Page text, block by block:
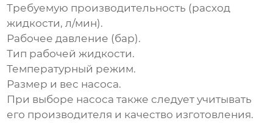
Требуемую производительность (расход
жидкости, л/мин).
Рабочее давление (бар).
Тип рабочей жидкости.
Температурный режим.
Размер и вес насоса.
При выборе насоса также следует учитывать
его производителя и качество изготовления.